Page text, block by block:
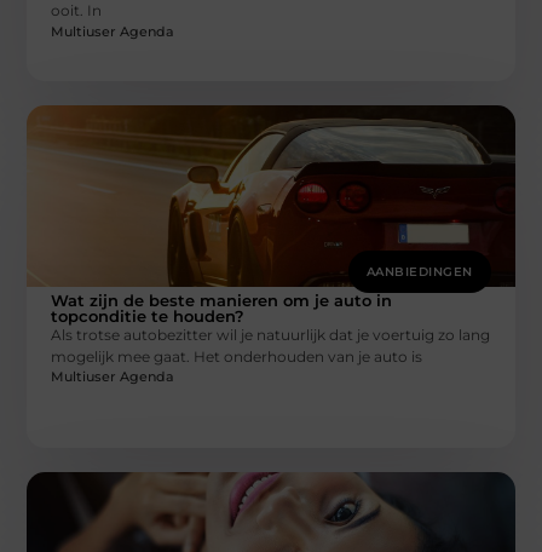
ooit. In
Multiuser Agenda
AANBIEDINGEN
Wat zijn de beste manieren om je auto in
topconditie te houden?
Als trotse autobezitter wil je natuurlijk dat je voertuig zo lang
mogelijk mee gaat. Het onderhouden van je auto is
Multiuser Agenda